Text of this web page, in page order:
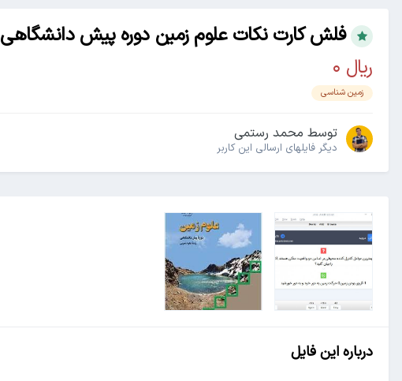
فلش کارت نکات علوم زمین دوره پیش دانشگاهی 98.01
زمین شناسی
توسط محمد رستمی
دیگر فایل‎های ارسالی این کاربر
درباره این فایل